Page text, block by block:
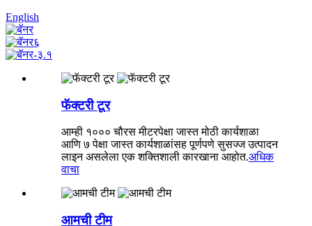
English
फॅक्टरी टूर
आम्ही १००० चौरस मीटरपेक्षा जास्त मोठी कार्यशाळा
आणि ७ पेक्षा जास्त कार्यशाळांसह पूर्णपणे सुसज्ज उत्पादन
लाइन असलेला एक शक्तिशाली कारखाना आहोत.अधिक
वाचा
आमची टीम